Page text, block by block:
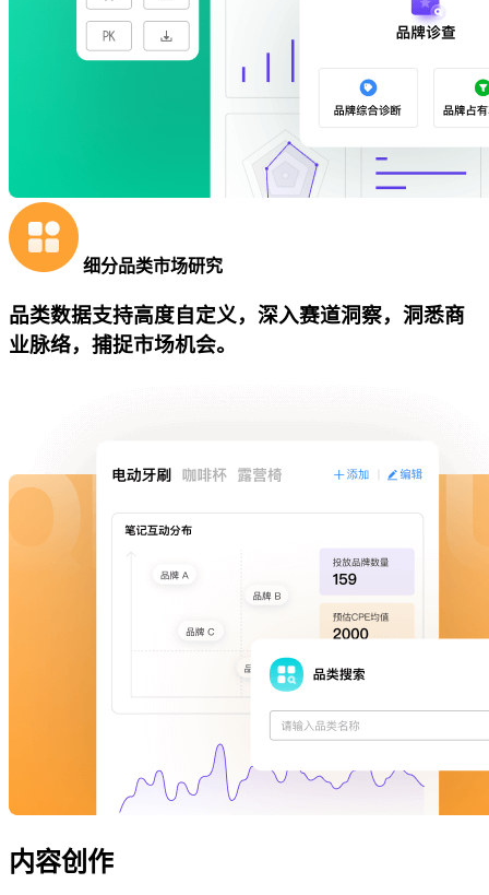
细分品类市场研究
品类数据支持高度自定义，深入赛道洞察，洞悉商
业脉络，捕捉市场机会。
内容创作